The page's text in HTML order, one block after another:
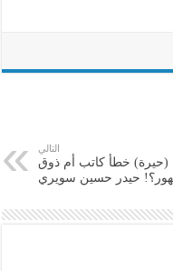
التالي
خطأ كاتب أم ذوق
حيدر حسين سويري